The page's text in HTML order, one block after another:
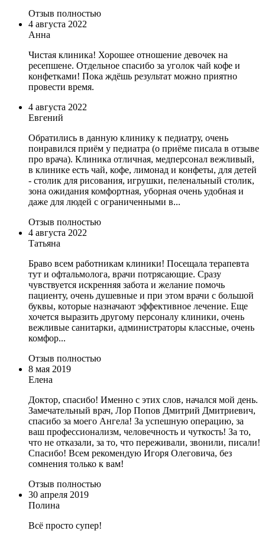
Отзыв полностью
4 августа 2022
Анна
Чистая клиника! Хорошее отношение девочек на
ресепшене. Отдельное спасибо за уголок чай кофе и
конфетками! Пока ждёшь результат можно приятно
провести время.
4 августа 2022
Евгений
Обратились в данную клинику к педиатру, очень
понравился приём у педиатра (о приёме писала в отзыве
про врача). Клиника отличная, медперсонал вежливый,
в клинике есть чай, кофе, лимонад и конфеты, для детей
- столик для рисования, игрушки, пеленальный столик,
зона ожидания комфортная, уборная очень удобная и
даже для людей с ограниченными в...
Отзыв полностью
4 августа 2022
Татьяна
Браво всем работникам клиники! Посещала терапевта
тут и офтальмолога, врачи потрясающие. Сразу
чувствуется искренняя забота и желание помочь
пациенту, очень душевные и при этом врачи с большой
буквы, которые назначают эффективное лечение. Еще
хочется выразить другому персоналу клиники, очень
вежливые санитарки, администраторы классные, очень
комфор...
Отзыв полностью
8 мая 2019
Елена
Доктор, спасибо! Именно с этих слов, начался мой день.
Замечательный врач, Лор Попов Дмитрий Дмитриевич,
спасибо за моего Ангела! За успешную операцию, за
ваш профессионализм, человечность и чуткость! За то,
что не отказали, за то, что переживали, звонили, писали!
Спасибо! Всем рекомендую Игоря Олеговича, без
сомнения только к вам!
Отзыв полностью
30 апреля 2019
Полина
Всё просто супер!